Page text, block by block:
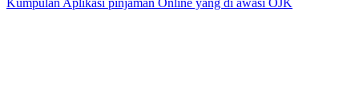
Kumpulan Aplikasi pinjaman Online yang di awasi OJK